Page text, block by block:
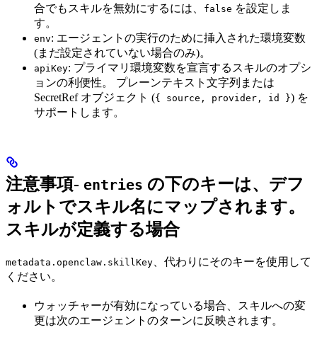
合でもスキルを無効にするには、
false を設定しま
す。
env: エージェントの実行のために挿入された環境変数
(まだ設定されていない場合のみ)。
apiKey: プライマリ環境変数を宣言するスキルのオプシ
ョンの利便性。 プレーンテキスト文字列または
SecretRef オブジェクト ({ source, provider, id }) を
サポートします。
注意事項- entries の下のキーは、デフ
ォルトでスキル名にマップされます。
スキルが定義する場合
metadata.openclaw.skillKey 、代わりにそのキーを使用して
ください。
ウォッチャーが有効になっている場合、スキルへの変
更は次のエージェントのターンに反映されます。